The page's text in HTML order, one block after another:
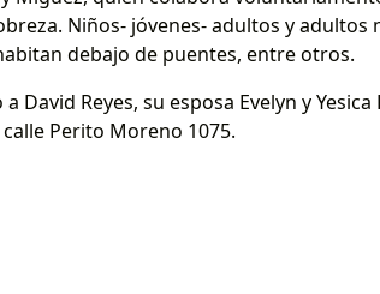
Niños- jóvenes- adultos y adultos
debajo de puentes, entre otros.
Reyes, su esposa Evelyn y
Perito Moreno 1075.